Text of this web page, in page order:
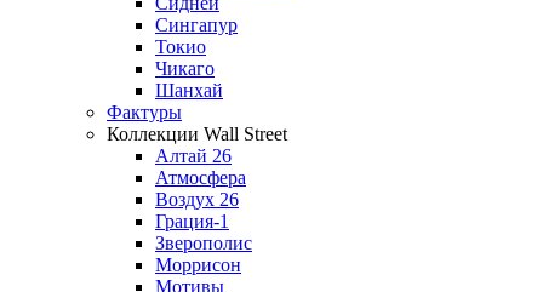
Сингапур
Токио
Чикаго
Шанхай
Фактуры
Коллекции Wall Street
Алтай 26
Атмосфера
Воздух 26
Грация-1
Зверополис
Моррисон
Мотивы